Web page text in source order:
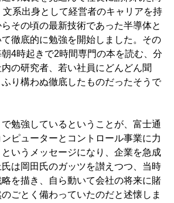
文系出身として経営者のキャリアを持
その頃の最新技術であった半導体と
て徹底的に勉強を開始しました。その
4時起きで2時間専門の本を読む、分
の研究者、若い社員にどんどん聞
り構わぬ徹底したものだったそうで
勉強しているということが、富士通
ピューターとコントロール事業に力
いうメッセージになり、企業を急成
は岡田氏のガッツを讃えつつ、当時
を描き、自ら動いて会社の将来に賭
ごとく備わっていたのだと述懐しま